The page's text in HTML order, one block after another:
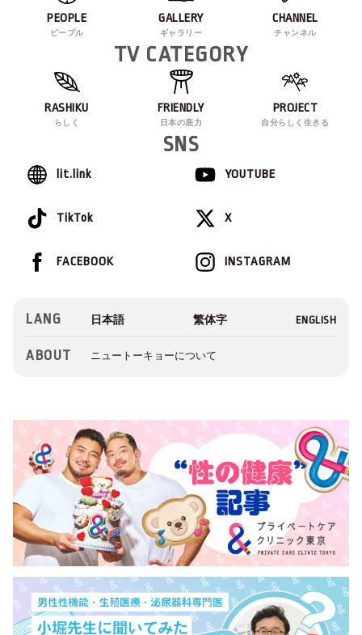
PEOPLE
ピープル
GALLERY
ギャラリー
CHANNEL
チャンネル
TV CATEGORY
RASHIKU
らしく
FRIENDLY
日本の底力
PROJECT
自分らしく生きる
SNS
lit.link YOUTUBE
TikTok X
INSTAGRAM
FACEBOOK
LANG
ABOUT ニュートーキョーについて